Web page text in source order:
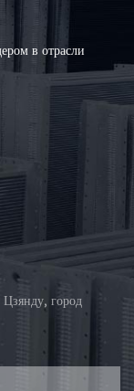
в отрасли
город